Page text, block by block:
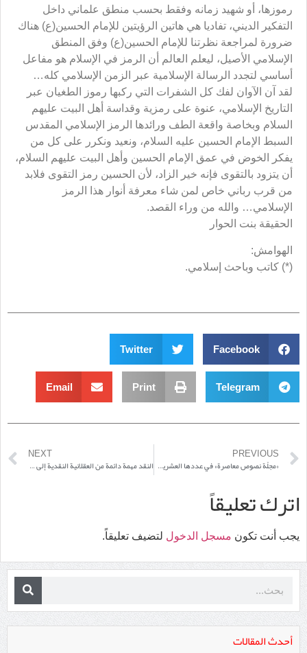
أحدث المقالات
رموزها، أو شهيد زمانه وفقط بحسب منطق علماني داخل
التفكير الديني، تفاديا هي هاتين الرؤيتين للإمام الحسين(ع) هناك
ضرورة لمراجعة نظرتنا للإمام الحسين(ع) وفق المنطق
الإسلامي الأصيل، ليعلم العالم أن الرمز في الإسلام هو مفاعل
أساسي لتجدد الرسالة الإسلامية عبر الزمن الإسلامي كله…
لقد آن الآوان لفك كل الشفرات التي ركبها رموز الطغيان عبر
التاريخ الإسلامي، عنوة على رمزية وقداسة أهل البيت عليهم
السلام وبخاصة واقعة الطف ورائدها الرمز الإسلامي المقدس
السبط الإمام الحسين عليه السلام، ونعيد ونكرر على كل من
يفكر الخوض في عمق الإمام الحسين وأهل البيت عليهم السلام،
أن يتزود بالتقوى فإنه خير الزاد، لأن الحسين رمز التقوى فلابد
من قرب رباني خاص لمن شاء معرفة أنوار هذا الرمز
الإسلامي… والله من وراء القصد.
الحقيقة بنت الحوار
الهوامش:
(*) كاتب وباحث إسلامي.
Facebook
Twitter
Telegram
Print
Email
PREVIOUS
«مجلّة نصوص معاصرة» في عددها العشرين (20)
NEXT
النقد مهمة دائمة من العقلانية النقدية إلى نقد العقلانية
اترك تعليقاً
يجب أنت تكون مسجل الدخول لتضيف تعليقاً.